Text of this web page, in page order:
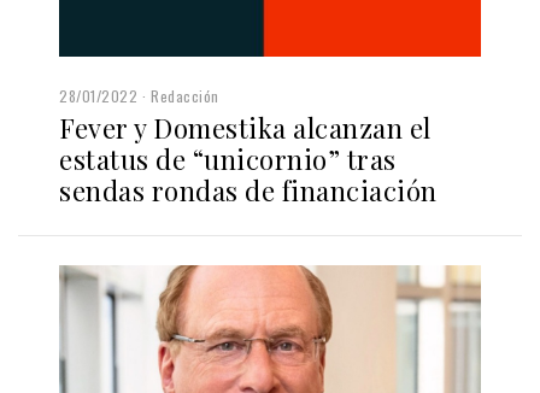
28/01/2022 Redacción
Fever y Domestika alcanzan el
estatus de “unicornio” tras
sendas rondas de financiación